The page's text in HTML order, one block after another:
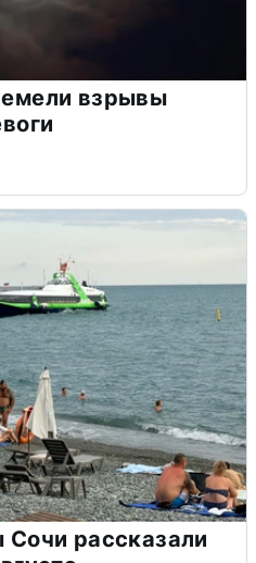
взрывы
рассказали